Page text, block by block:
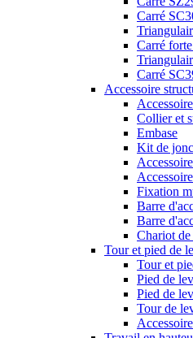
Carré
Carré
Carré
Accessoire
Collier et
Embase
Kit de
Fixation
Barre
Barre
Chariot
Tour et pied de
Tour et
Pied de
Pied de
Tour de
Accessoire